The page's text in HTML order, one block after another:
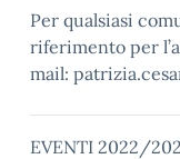
Per qualsiasi
riferimento per
mail:
EVENTI 2022/